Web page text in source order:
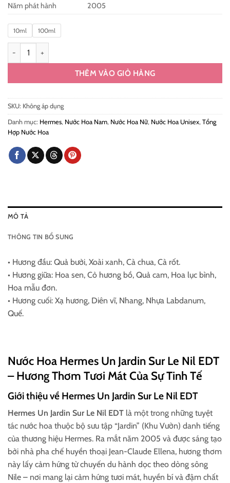
Năm phát hành
2005
10ml 100ml
Nước Hoa Hermes Un Jardin Sur Le Nil EDT Chính Hãng số lượng
THÊM VÀO GIỎ HÀNG
SKU: Không áp dụng
Danh mục: Hermes, Nước Hoa Nam, Nước Hoa Nữ, Nước Hoa Unisex, Tổng
Hợp Nước Hoa
MÔ TẢ
THÔNG TIN BỔ SUNG
• Hương đầu: Quả bưởi, Xoài xanh, Cà chua, Cà rốt.
• Hương giữa: Hoa sen, Cỏ hương bồ, Quả cam, Hoa lục bình,
Hoa mẫu đơn.
• Hương cuối: Xạ hương, Diên vĩ, Nhang, Nhựa Labdanum,
Quế.
Nước Hoa Hermes Un Jardin Sur Le Nil EDT
– Hương Thơm Tươi Mát Của Sự Tinh Tế
Giới thiệu về Hermes Un Jardin Sur Le Nil EDT
Hermes Un Jardin Sur Le Nil EDT là một trong những tuyệt
tác nước hoa thuộc bộ sưu tập “Jardin” (Khu Vườn) danh tiếng
của thương hiệu Hermes. Ra mắt năm 2005 và được sáng tạo
bởi nhà pha chế huyền thoại Jean-Claude Ellena, hương thơm
này lấy cảm hứng từ chuyến du hành dọc theo dòng sông
Nile – nơi mang lại cảm hứng tươi mát, huyền bí và đậm chất